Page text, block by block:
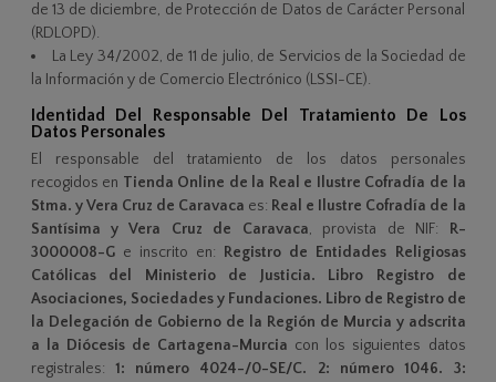
de 13 de diciembre, de Protección de Datos de Carácter Personal
(RDLOPD).
La Ley 34/2002, de 11 de julio, de Servicios de la Sociedad de
la Información y de Comercio Electrónico (LSSI-CE).
Identidad Del Responsable Del Tratamiento De Los
Datos Personales
El responsable del tratamiento de los datos personales
recogidos en Tienda Online de la Real e Ilustre Cofradía de la
Stma. y Vera Cruz de Caravaca es: Real e Ilustre Cofradía de la
Santísima y Vera Cruz de Caravaca, provista de NIF:
R-
3000008-Ge inscrito en:
Registro de Entidades Religiosas
Católicas del Ministerio de Justicia. Libro Registro de
Asociaciones, Sociedades y Fundaciones. Libro de Registro de
la Delegación de Gobierno de la Región de Murcia y adscrita
a la Diócesis de Cartagena-Murcia con los siguientes datos
registrales: 1: número 4024-/0-SE/C. 2: número 1046. 3: